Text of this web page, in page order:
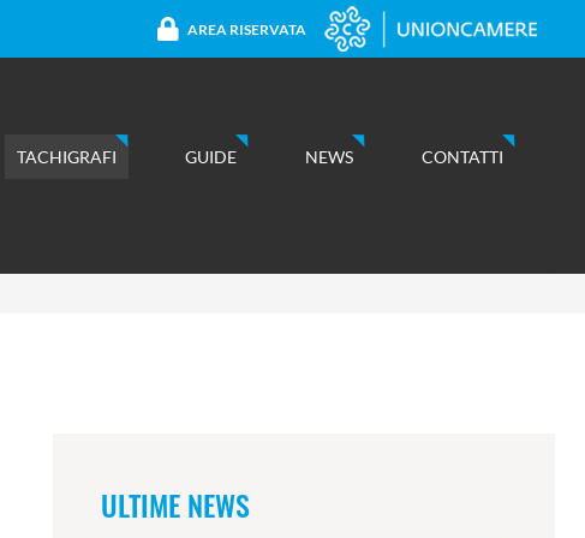
AREA RISERVATA
TACHIGRAFI GUIDE NEWS CONTATTI
ULTIME NEWS